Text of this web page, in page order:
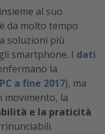
al suo
da molto tempo
soluzioni più
smartphone. I dati
la
a fine 2017), ma
movimento, la
e la praticità